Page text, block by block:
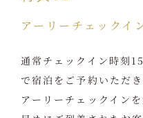
アーリーチェックイ
通常チェックイン時刻
で宿泊をご予約いただ
アーリーチェックイン